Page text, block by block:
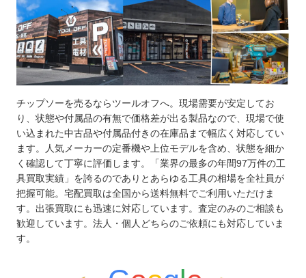
チップソーを売るならツールオフへ。現場需要が安定してお
り、状態や付属品の有無で価格差が出る製品なので、現場で使
い込まれた中古品や付属品付きの在庫品まで幅広く対応してい
ます。人気メーカーの定番機や上位モデルを含め、状態を細か
く確認して丁寧に評価します。「業界の最多の年間97万件の工
具買取実績」を誇るのでありとあらゆる工具の相場を全社員が
把握可能。宅配買取は全国から送料無料でご利用いただけま
す。出張買取にも迅速に対応しています。査定のみのご相談も
歓迎しています。法人・個人どちらのご依頼にも対応していま
す。